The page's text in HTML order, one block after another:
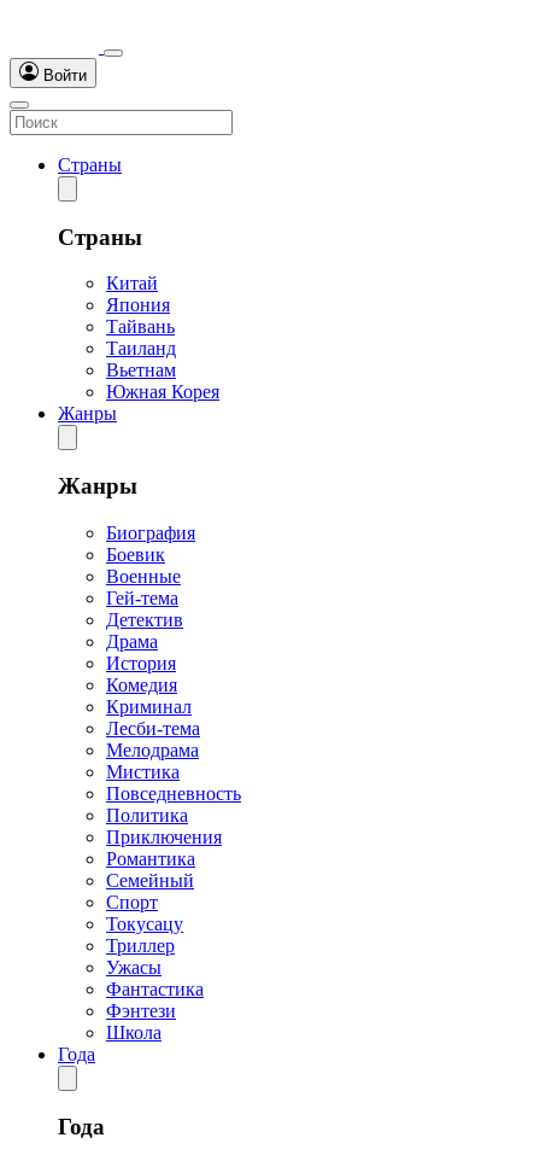
Войти
Страны
Страны
Китай
Япония
Тайвань
Таиланд
Вьетнам
Южная Корея
Жанры
Жанры
Биография
Боевик
Военные
Гей-тема
Детектив
Драма
История
Комедия
Криминал
Лесби-тема
Мелодрама
Мистика
Повседневность
Политика
Приключения
Романтика
Семейный
Спорт
Токусацу
Триллер
Ужасы
Фантастика
Фэнтези
Школа
Года
Года